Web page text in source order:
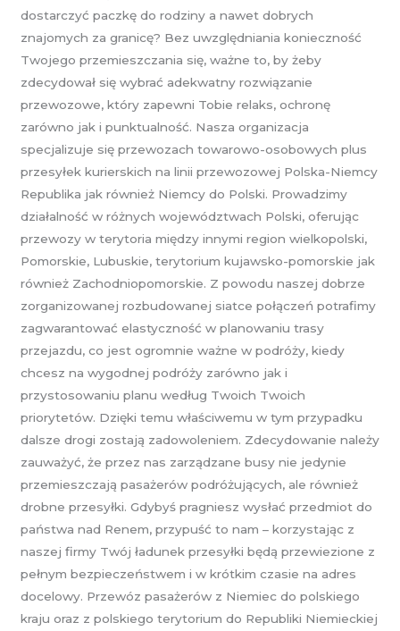
dostarczyć paczkę do rodziny a nawet dobrych
znajomych za granicę? Bez uwzględniania konieczność
Twojego przemieszczania się, ważne to, by żeby
zdecydował się wybrać adekwatny rozwiązanie
przewozowe, który zapewni Tobie relaks, ochronę
zarówno jak i punktualność. Nasza organizacja
specjalizuje się przewozach towarowo-osobowych plus
przesyłek kurierskich na linii przewozowej Polska-Niemcy
Republika jak również Niemcy do Polski. Prowadzimy
działalność w różnych województwach Polski, oferując
przewozy w terytoria między innymi region wielkopolski,
Pomorskie, Lubuskie, terytorium kujawsko-pomorskie jak
również Zachodniopomorskie. Z powodu naszej dobrze
zorganizowanej rozbudowanej siatce połączeń potrafimy
zagwarantować elastyczność w planowaniu trasy
przejazdu, co jest ogromnie ważne w podróży, kiedy
chcesz na wygodnej podróży zarówno jak i
przystosowaniu planu według Twoich Twoich
priorytetów. Dzięki temu właściwemu w tym przypadku
dalsze drogi zostają zadowoleniem. Zdecydowanie należy
zauważyć, że przez nas zarządzane busy nie jedynie
przemieszczają pasażerów podróżujących, ale również
drobne przesyłki. Gdybyś pragniesz wysłać przedmiot do
państwa nad Renem, przypuść to nam – korzystając z
naszej firmy Twój ładunek przesyłki będą przewiezione z
pełnym bezpieczeństwem i w krótkim czasie na adres
docelowy. Przewóz pasażerów z Niemiec do polskiego
kraju oraz z polskiego terytorium do Republiki Niemieckiej